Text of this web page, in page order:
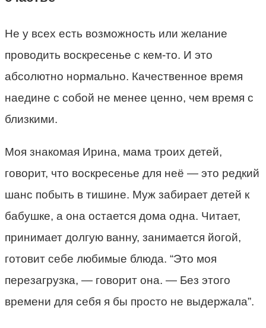
Не у всех есть возможность или желание
проводить воскресенье с кем-то. И это
абсолютно нормально. Качественное время
наедине с собой не менее ценно, чем время с
близкими.
Моя знакомая Ирина, мама троих детей,
говорит, что воскресенье для неё — это редкий
шанс побыть в тишине. Муж забирает детей к
бабушке, а она остается дома одна. Читает,
принимает долгую ванну, занимается йогой,
готовит себе любимые блюда. “Это моя
перезагрузка, — говорит она. — Без этого
времени для себя я бы просто не выдержала”.